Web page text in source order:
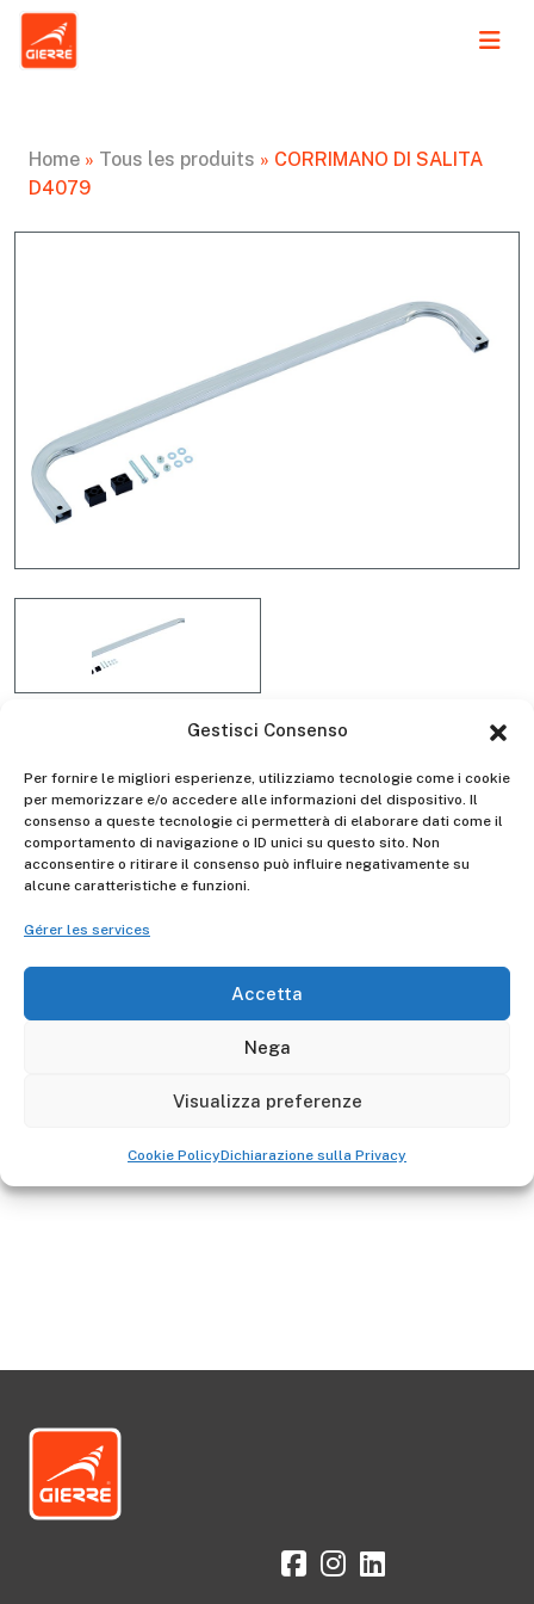
Gestisci Consenso
Per fornire le migliori esperienze, utilizziamo tecnologie come i cookie
per memorizzare e/o accedere alle informazioni del dispositivo. Il
consenso a queste tecnologie ci permetterà di elaborare dati come il
comportamento di navigazione o ID unici su questo sito. Non
acconsentire o ritirare il consenso può influire negativamente su
alcune caratteristiche e funzioni.
Gérer les services
Accetta
Nega
Visualizza preferenze
Cookie PolicyDichiarazione sulla Privacy
Home » Tous les produits » CORRIMANO DI SALITA
D4079
CORRIMANO DI SALITA D4079
Questo corrimano di salita è lungo m. 0,92 - include il kit
viteria - e può essere montato sulle scale doppie
professionali ref. AL755 - AL756 - AL757.
Aller à la boutique